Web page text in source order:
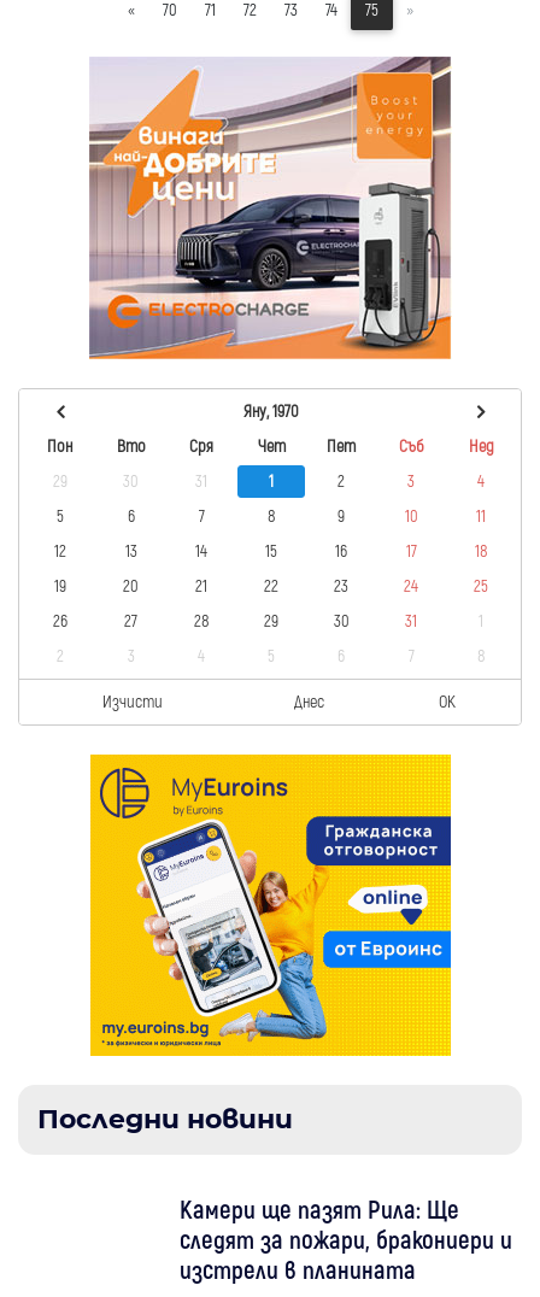
« 70 71 72 73 74 75 »
Яну, 1970
Пон
Вто Сря Чет Пет Съб
Нед
29
30 31 1 2 3
4
5
6 7 8 9 10
11
12
13 14 15 16 17
18
19
20 21 22 23 24
25
26
27 28 29 30 31
1
2
3 4 5 6 7 8
Изчисти Днес OK
Последни новини
Камери ще пазят Рила: Ще
следят за пожари, бракониери и
изстрели в планината